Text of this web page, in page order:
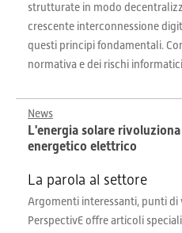
strutturate in modo
crescente interconnessione
questi principi fondamentali.
normativa e dei rischi
News
L'energia solare
energetico elettrico
La parola al settore
Argomenti interessanti, punti di
PerspectivE offre articoli